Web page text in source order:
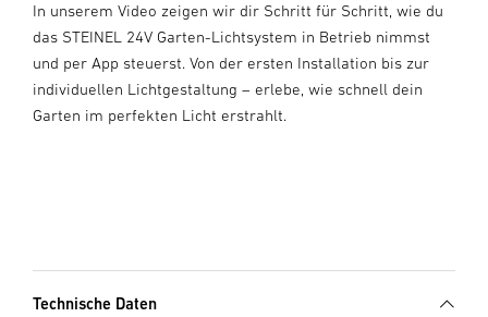
In unserem Video zeigen wir dir Schritt für Schritt, wie du
das STEINEL 24V Garten-Lichtsystem in Betrieb nimmst
und per App steuerst. Von der ersten Installation bis zur
individuellen Lichtgestaltung – erlebe, wie schnell dein
Garten im perfekten Licht erstrahlt.
Technische Daten